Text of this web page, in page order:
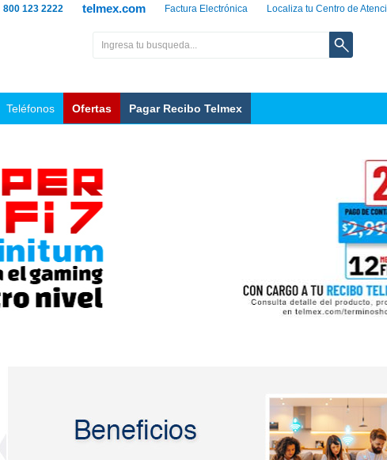
Localiza tu Centro de
Factura Electrónica
telmex.com
800 123 2222
Teléfonos Ofertas Pagar Recibo Telmex